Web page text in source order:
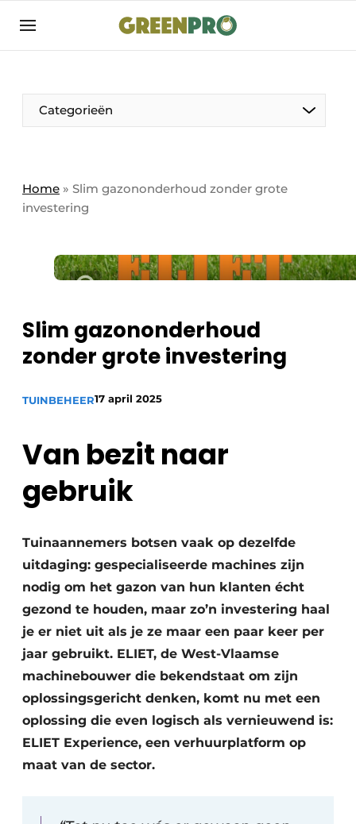
Aanmelden
Bedrijven
Bedrijven
Direct contact
Evenement aanmelden
groenprofessional
Meest gelezen
Podcasts
Privacy / Cookie statement
Vacature aanmelden
Categorieën
Home » Slim gazononderhoud zonder grote
investering
Slim gazononderhoud
zonder grote investering
TUINBEHEER17 april 2025
Van bezit naar
gebruik
Tuinaannemers botsen vaak op dezelfde
uitdaging: gespecialiseerde machines zijn
nodig om het gazon van hun klanten écht
gezond te houden, maar zo’n investering haal
je er niet uit als je ze maar een paar keer per
jaar gebruikt. ELIET, de West-Vlaamse
machinebouwer die bekendstaat om zijn
oplossingsgericht denken, komt nu met een
oplossing die even logisch als vernieuwend is:
ELIET Experience, een verhuurplatform op
maat van de sector.